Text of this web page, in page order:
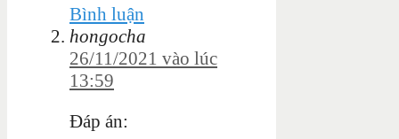
Bình luận
hongocha
26/11/2021 vào lúc
13:59
Đáp án: